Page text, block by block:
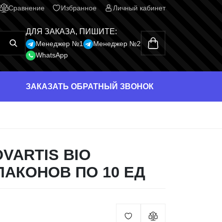
Сравнение Избранное Личный кабинет
ДЛЯ ЗАКАЗА, ПИШИТЕ:
Менеджер №1
Менеджер №2
WhatsApp
ЗАКАЗАТЬ ОБРАТНЫЙ ЗВОНОК
BIO
ПО 10 ЕД